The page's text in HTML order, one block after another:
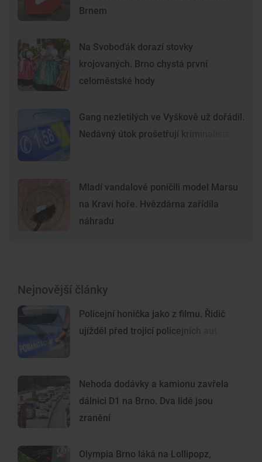
Brnem
Na Svoboďák dorazí stovky
krojovaných. Brno chystá první
celoměstské hody
Gang nezletilých ve Vyškově už dořádil.
Nedávný útok prošetřují kriminalisté
Mladí vandalové poničili model Marsu
na Kraví hoře. Hvězdárna zařídila
náhradu
Nejnovější články
Policejní honička jako z filmu. Řidič
ujížděl před trojicí policejních aut
Nehoda dodávky a kamionu zavřela
dálnici D1 na Brno. Dva lidé jsou
zranění
Olympia Brno láká na Lollipopz,